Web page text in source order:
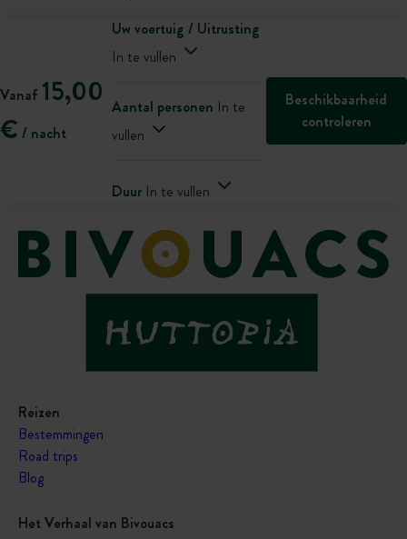
Vanaf 15,00
€ / nacht
Uw voertuig / Uitrusting
In te vullen
Aantal personen In te
vullen
Duur In te vullen
Beschikbaarheid
controleren
Reizen
Bestemmingen
Road trips
Blog
Het Verhaal van Bivouacs